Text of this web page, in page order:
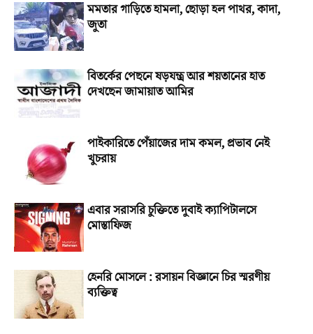
মমতার গাড়িতে হামলা, ছোড়া হল পাথর, কাদা,
জুতা
বিতর্কের পেছনে ষড়যন্ত্র আর শয়তানের হাত
দেখছেন জামায়াত আমির
পাইকারিতে পেঁয়াজের দাম কমল, প্রভাব নেই
খুচরায়
এবার সরাসরি চুক্তিতে দুবাই ক্যাপিটালসে
মোস্তাফিজ
হেনরি মোসলে : রসায়ন বিজ্ঞানে চির স্মরণীয়
ব্যক্তিত্ব